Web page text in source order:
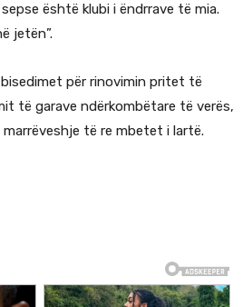
është klubi i ëndrrave të mia.
jetën”.
për rinovimin pritet të
të garave ndërkombëtare të verës,
të re mbetet i lartë.